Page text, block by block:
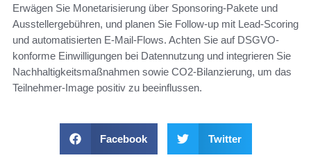
Erwägen Sie Monetarisierung über Sponsoring-Pakete und
Ausstellergebühren, und planen Sie Follow-up mit Lead-Scoring
und automatisierten E-Mail-Flows. Achten Sie auf DSGVO-
konforme Einwilligungen bei Datennutzung und integrieren Sie
Nachhaltigkeitsmaßnahmen sowie CO2-Bilanzierung, um das
Teilnehmer-Image positiv zu beeinflussen.
Facebook Twitter